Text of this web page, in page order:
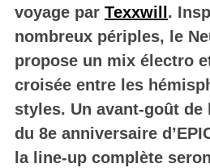
voyage par Texxwill .
nombreux périples, le
propose un mix électro
croisée entre les
styles. Un avant-goût
du 8e anniversaire
la line-up complète